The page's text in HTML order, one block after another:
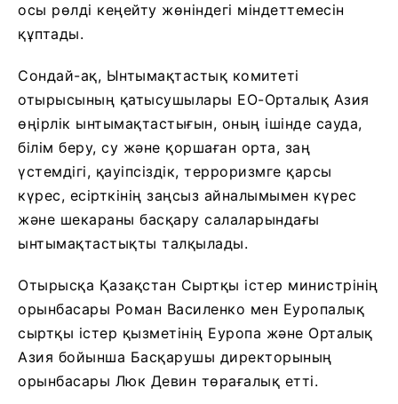
осы рөлді кеңейту жөніндегі міндеттемесін
құптады.
Сондай-ақ, Ынтымақтастық комитеті
отырысының қатысушылары ЕО-Орталық Азия
өңірлік ынтымақтастығын, оның ішінде сауда,
білім беру, су және қоршаған орта, заң
үстемдігі, қауіпсіздік, терроризмге қарсы
күрес, есірткінің заңсыз айналымымен күрес
және шекараны басқару салаларындағы
ынтымақтастықты талқылады.
Отырысқа Қазақстан Сыртқы істер министрінің
орынбасары Роман Василенко мен Еуропалық
сыртқы істер қызметінің Еуропа және Орталық
Азия бойынша Басқарушы директорының
орынбасары Люк Девин төрағалық етті.